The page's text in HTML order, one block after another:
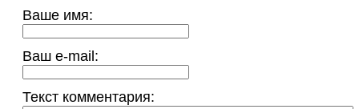
Ваше имя:
Ваш e-mail:
Текст комментария: